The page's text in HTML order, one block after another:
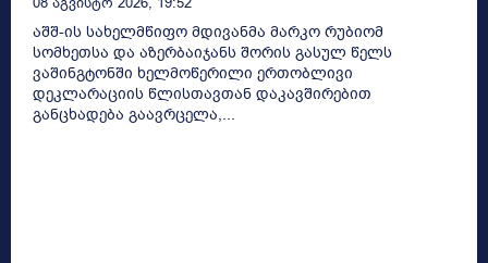
აშშ-ის სახელმწიფო მდივანმა მარკო რუბიომ
სომხეთსა და აზერბაიჯანს შორის გასულ წელს
ვაშინგტონში ხელმოწერილი ერთობლივი
დეკლარაციის წლისთავთან დაკავშირებით
განცხადება გაავრცელა,...